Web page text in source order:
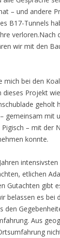
– und andere
B17-Tunnels
verloren.Nach
wir mit den
mich bei den
dieses Projekt
geholt
gemeinsam mit
– mit der
konnte.
etlichen
Gutachten gibt
belassen es bei
den
Aus